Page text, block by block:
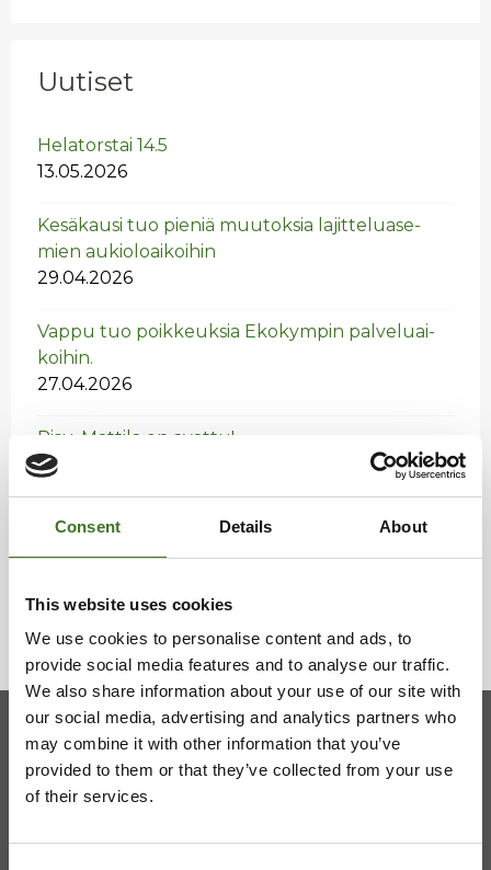
Consent Details About
This website uses cookies
We use cookies to personalise content and ads, to
provide social media features and to analyse our traffic.
We also share information about your use of our site with
our social media, advertising and analytics partners who
may combine it with other information that you’ve
provided to them or that they’ve collected from your use
of their services.
Uutiset
He­la­tors­tai 14.5
13.05.2026
Ke­sä­kausi tuo pie­niä muu­tok­sia la­jit­te­lua­se­
mien au­kio­loai­koi­hin
29.04.2026
Vappu tuo poik­keuk­sia Eko­kym­pin pal­ve­luai­
koi­hin.
27.04.2026
Risu-Mat­ti­la on avat­tu!
31.03.2026
Vaa­lan ha­ra­voin­ti­jät­tei­den vas­taan­ot­to­paik­ka
Kainuun jätehuollon kuntayhtymä